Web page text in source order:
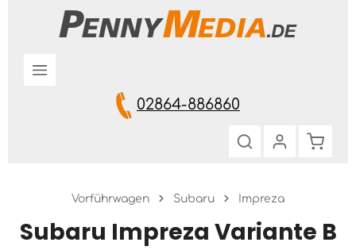
Zum Hauptinhalt springen
02864-886860
Vorführwagen Subaru Impreza
Subaru Impreza Variante B